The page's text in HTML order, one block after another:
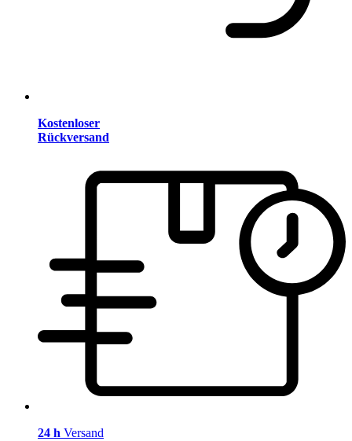
Kostenloser
Rückversand
24 h Versand